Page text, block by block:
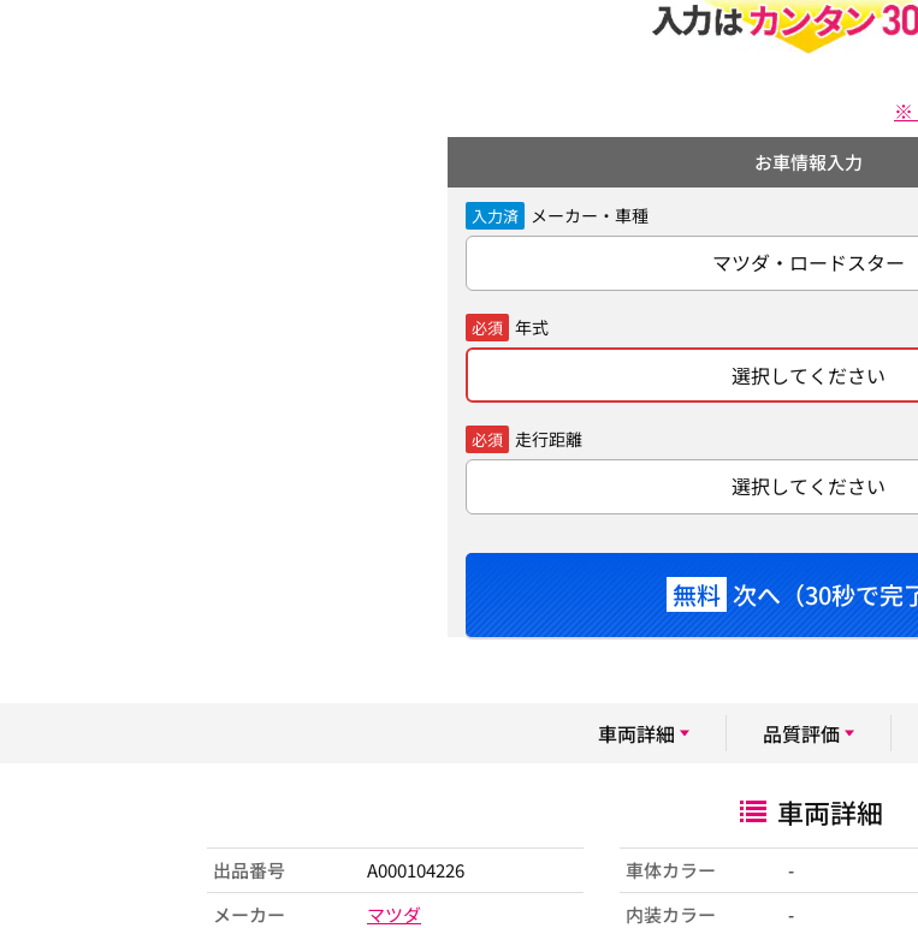
※
お車情報入力
入力済 メーカー・車種
マツダ・ロードスター
必須 年式
選択してください
必須 走行距離
選択してください
無料 次へ（30秒で完
車両詳細 品質評価
車両詳細
出品番号
A000104226
メーカー
マツダ
車体カラー
-
内装カラー
-